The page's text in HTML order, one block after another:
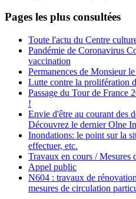
Pages les plus consultées
Toute l'actu du Centre
Pandémie de Coronavirus
vaccination
Permanences de Monsieur
Lutte contre la prolifération
Passage du Tour de France
!
Envie d'être au courant des
Découvrez le dernier Olne
Inondations: le point sur la
effectuer, etc.
Travaux en cours / Mesures
Appel public
N604 : travaux de
mesures de circulation